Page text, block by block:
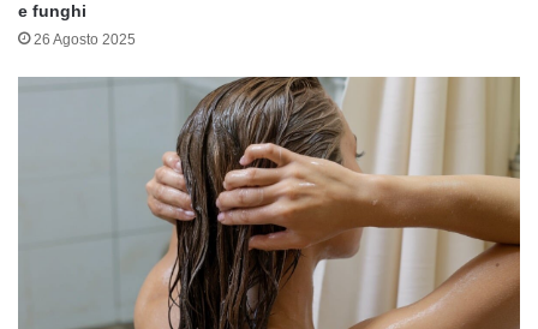
e funghi
26 Agosto 2025